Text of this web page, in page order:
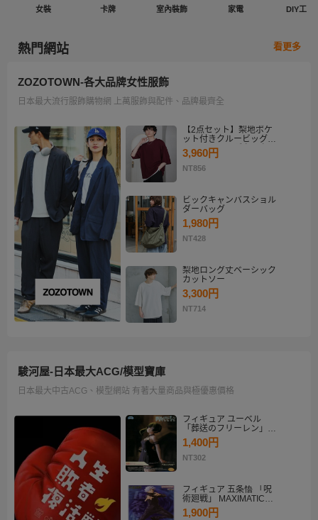
女裝 卡牌 室內裝飾 家電 DIY工具
熱門網站 看更多
ZOZOTOWN-各大品牌女性服飾
日本最大流行服飾購物網 上萬服飾與配件、品牌最齊全
【2点セット】梨地ポケ
ット付きクルービッグT
シャツ＆ロングタンクト
ップアンサンブルセット
3,960円
NT856
ビックキャンバスショル
ダーバッグ
1,980円
NT428
梨地ロング丈ベーシック
カットソー
3,300円
NT714
駿河屋-日本最大ACG/模型寶庫
日本最大中古ACG、模型網站 有著大量商品與極優惠價格
フィギュア ユーベル
「葬送のフリーレン」
Desktop×Decorate
Collection“ユーベル”
1,400円
NT302
フィギュア 五条悟 「呪
術廻戦」 MAXIMATIC
SATORU GOJO
1,900円